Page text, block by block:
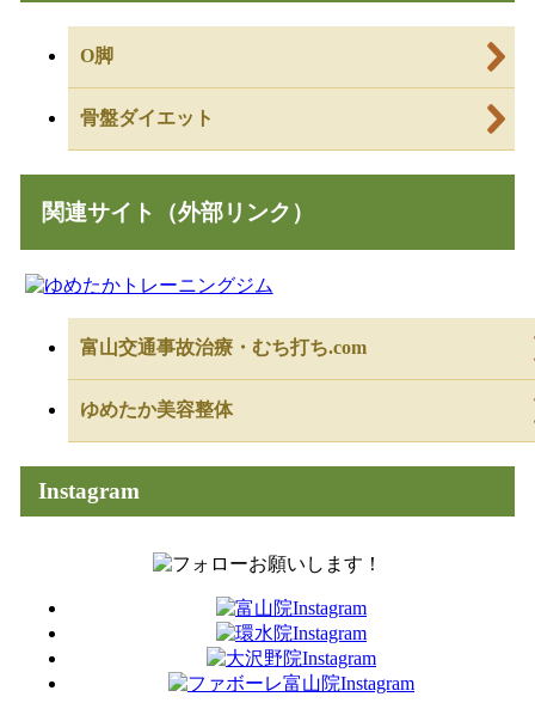
O脚
骨盤ダイエット
関連サイト（外部リンク）
富山交通事故治療・むち打ち.com
ゆめたか美容整体
Instagram